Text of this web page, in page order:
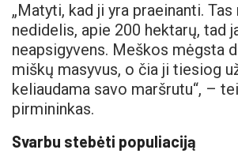
„Matyti, kad ji yra praeinanti. Tas
nedidelis, apie 200 hektarų, tad
neapsigyvens. Meškos mėgsta
miškų masyvus, o čia ji tiesiog
keliaudama savo maršrutu“, –
pirmininkas.
Svarbu stebėti populiaciją